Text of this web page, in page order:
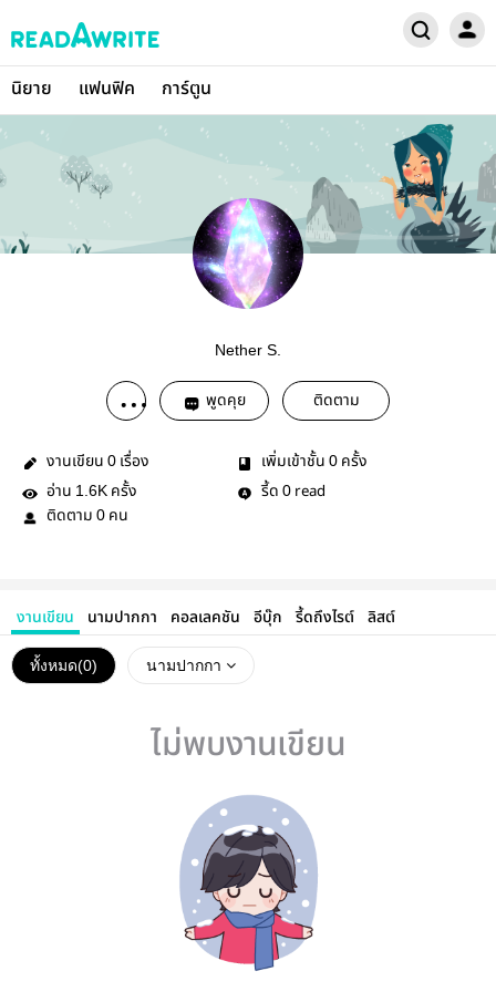
นิยาย แฟนฟิค การ์ตูน
Nether S.
พูดคุย ติดตาม
งานเขียน 0 เรื่อง เพิ่มเข้าชั้น 0 ครั้ง
อ่าน 1.6K ครั้ง รี้ด 0 read
ติดตาม 0 คน
งานเขียน นามปากกา คอลเลคชัน อีบุ๊ก รี้ดถึงไรต์ ลิสต์
ทั้งหมด(0) นามปากกา
ไม่พบงานเขียน